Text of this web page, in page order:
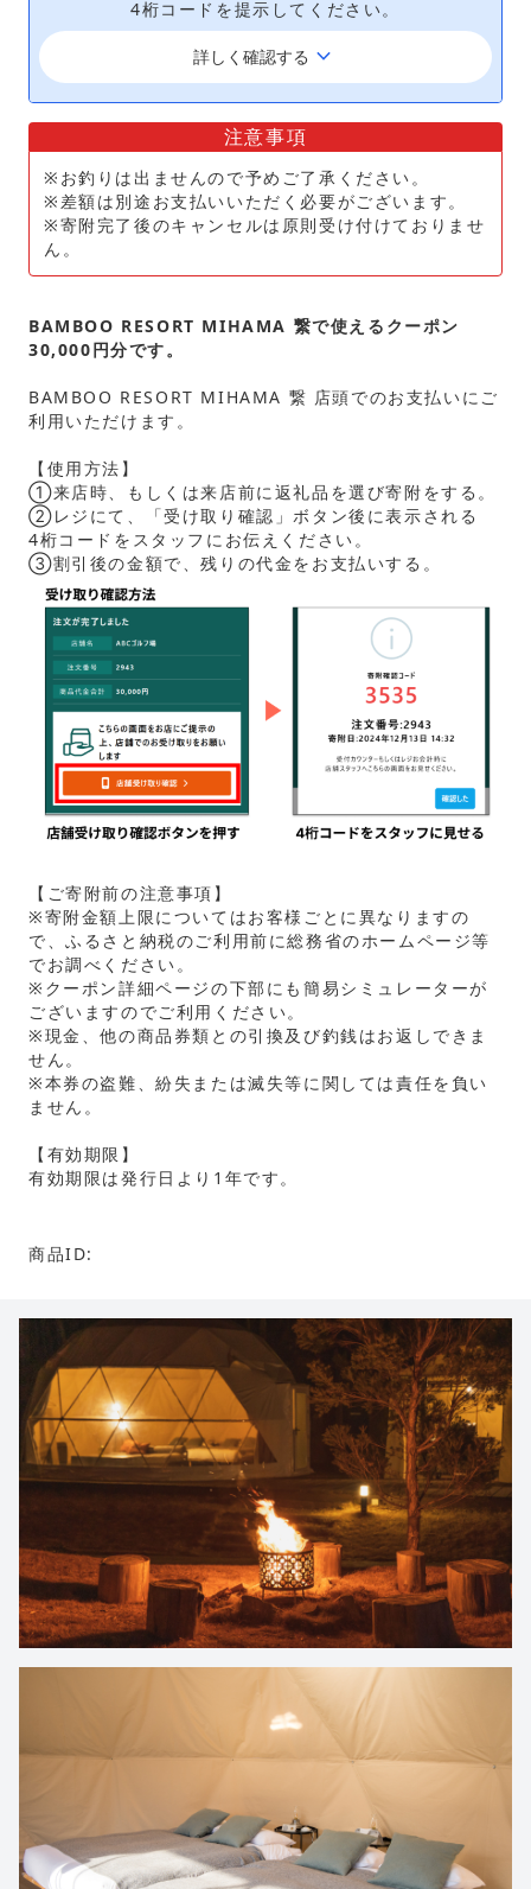
4桁コードを提示してください。
詳しく確認する keyboard_arrow_down
注意事項
※お釣りは出ませんので予めご了承ください。
※差額は別途お支払いいただく必要がございます。
※寄附完了後のキャンセルは原則受け付けておりませ
ん。
BAMBOO RESORT MIHAMA 繋で使えるクーポン
30,000円分です。
BAMBOO RESORT MIHAMA 繋 店頭でのお支払いにご
利用いただけます。
【使用方法】
①来店時、もしくは来店前に返礼品を選び寄附をする。
②レジにて、「受け取り確認」ボタン後に表示される
4桁コードをスタッフにお伝えください。
③割引後の金額で、残りの代金をお支払いする。
【ご寄附前の注意事項】
※寄附金額上限についてはお客様ごとに異なりますの
で、ふるさと納税のご利用前に総務省のホームページ等
でお調べください。
※クーポン詳細ページの下部にも簡易シミュレーターが
ございますのでご利用ください。
※現金、他の商品券類との引換及び釣銭はお返しできま
せん。
※本券の盗難、紛失または滅失等に関しては責任を負い
ません。
【有効期限】
有効期限は発行日より1年です。
商品ID: